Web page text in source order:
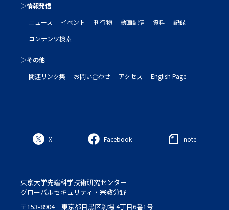
▷情報発信
ニュース
イベント 刊行物 動画配信 資料
記録
コンテンツ検索
▷その他
関連リンク集
お問い合わせ アクセス English Page
X Facebook note
東京大学先端科学技術研究センター
グローバルセキュリティ・宗教分野
〒153-8904 東京都目黒区駒場 4丁目6番1号